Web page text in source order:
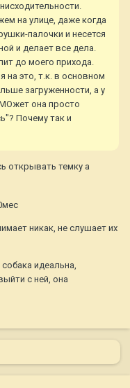
на улице, даже когда
палочки и несется
и делает все дела.
до моего прихода.
на это, т.к. в основном
загруженности, а у
она просто
Почему так и
открывать темку а
никак, не слушает их
идеальна,
с ней, она